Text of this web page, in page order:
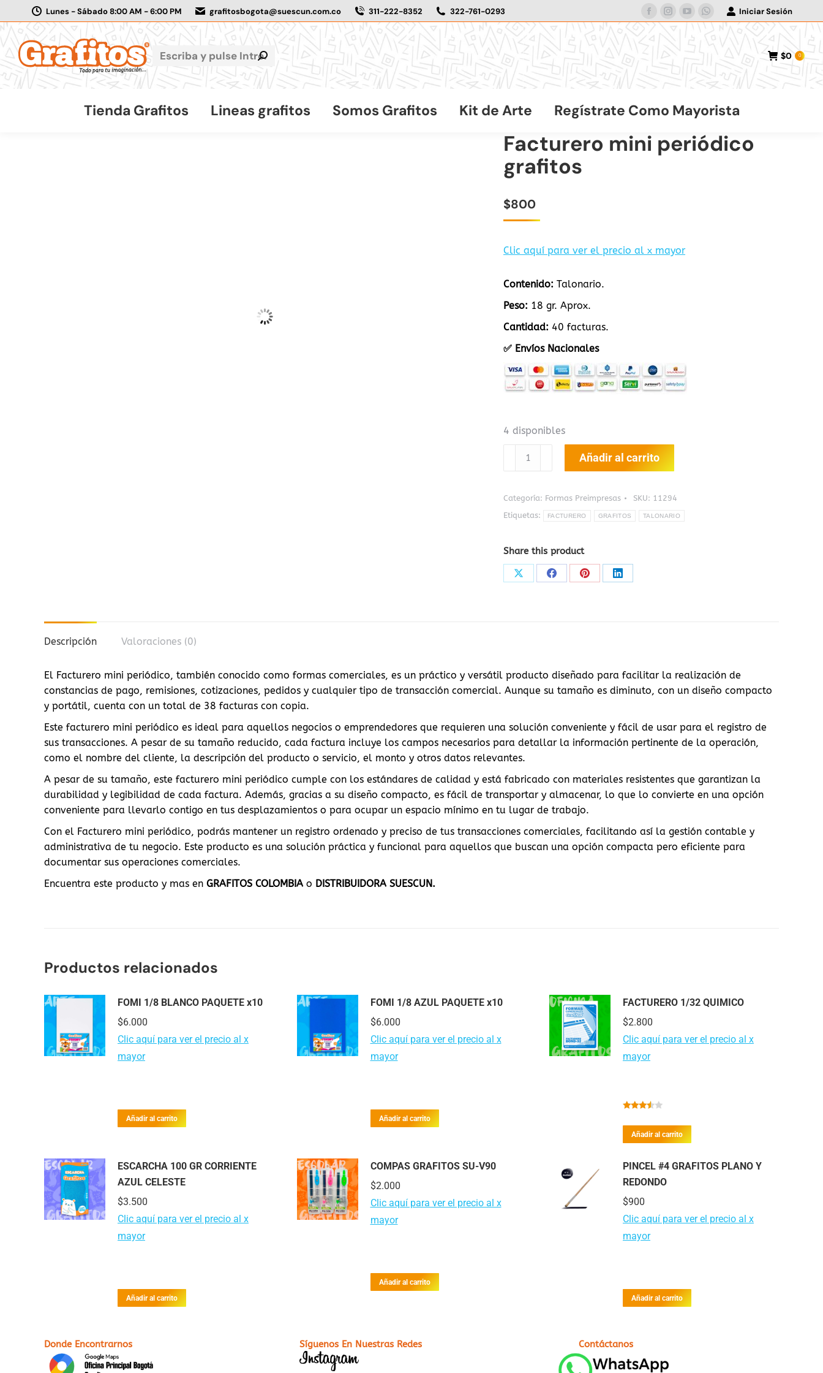
Lunes - Sábado 8:00 AM - 6:00 PM grafitosbogota@suescun.com.co 311-222-8352 322-761-0293
Facebook
page
opens
in
new
Instagram
page
opens
in
new
YouTube
page
opens
in
new
Whatsapp
page
opens
new
Iniciar Sesión
$0 0
Tienda Grafitos Lineas grafitos Somos Grafitos Kit de Arte Regístrate Como Mayorista
Facturero mini periódico
grafitos
$800
Clic aquí para ver el precio al x mayor
Contenido: Talonario.
Peso: 18 gr. Aprox.
Cantidad: 40 facturas.
✅ Envíos Nacionales
4 disponibles
Facturero
grafitos
cantidad
Añadir al carrito
Categoría: Formas Preimpresas SKU: 11294
Etiquetas:
FACTURERO GRAFITOS TALONARIO
Share this product
Share Share Share Share
Descripción Valoraciones (0)
El Facturero mini periódico, también conocido como formas comerciales, es un práctico y versátil producto diseñado para facilitar la realización de
constancias de pago, remisiones, cotizaciones, pedidos y cualquier tipo de transacción comercial. Aunque su tamaño es diminuto, con un diseño compacto
y portátil, cuenta con un total de 38 facturas con copia.
Este facturero mini periódico es ideal para aquellos negocios o emprendedores que requieren una solución conveniente y fácil de usar para el registro de
sus transacciones. A pesar de su tamaño reducido, cada factura incluye los campos necesarios para detallar la información pertinente de la operación,
como el nombre del cliente, la descripción del producto o servicio, el monto y otros datos relevantes.
A pesar de su tamaño, este facturero mini periódico cumple con los estándares de calidad y está fabricado con materiales resistentes que garantizan la
durabilidad y legibilidad de cada factura. Además, gracias a su diseño compacto, es fácil de transportar y almacenar, lo que lo convierte en una opción
conveniente para llevarlo contigo en tus desplazamientos o para ocupar un espacio mínimo en tu lugar de trabajo.
Con el Facturero mini periódico, podrás mantener un registro ordenado y preciso de tus transacciones comerciales, facilitando así la gestión contable y
administrativa de tu negocio. Este producto es una solución práctica y funcional para aquellos que buscan una opción compacta pero eficiente para
documentar sus operaciones comerciales.
Encuentra este producto y mas en GRAFITOS COLOMBIAo DISTRIBUIDORA SUESCUN.
Productos relacionados
FOMI 1/8 BLANCO PAQUETE x10
$6.000
Clic aquí para ver el precio al x
mayor
Añadir al carrito
FOMI 1/8 AZUL PAQUETE x10
$6.000
Clic aquí para ver el precio al x
mayor
Añadir al carrito
FACTURERO 1/32 QUIMICO
$2.800
Clic aquí para ver el precio al x
mayor
con
3.30de
5
Añadir al carrito
ESCARCHA 100 GR CORRIENTE
AZUL CELESTE
$3.500
Clic aquí para ver el precio al x
mayor
Añadir al carrito
COMPAS GRAFITOS SU-V90
$2.000
Clic aquí para ver el precio al x
mayor
Añadir al carrito
PINCEL #4 GRAFITOS PLANO Y
REDONDO
$900
Clic aquí para ver el precio al x
mayor
Añadir al carrito
Donde Encontrarnos Síguenos En Nuestras Redes Contáctanos